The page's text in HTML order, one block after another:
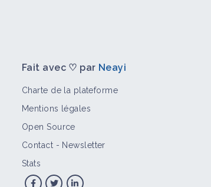
Fait avec ♡ par Neayi
Charte de la plateforme
Mentions légales
Open Source
Contact - Newsletter
Stats